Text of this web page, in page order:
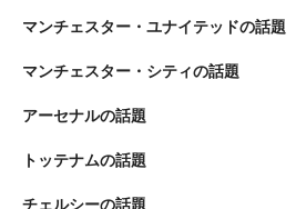
マンチェスター・ユナイテッドの話題
マンチェスター・シティの話題
アーセナルの話題
トッテナムの話題
チェルシーの話題